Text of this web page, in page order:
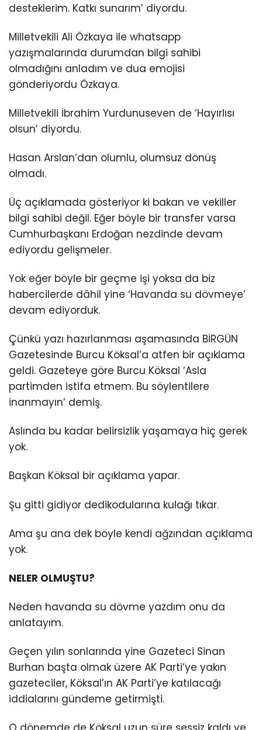
desteklerim. Katkı sunarım’ diyordu.
Milletvekili Ali Özkaya ile whatsapp
yazışmalarında durumdan bilgi sahibi
olmadığını anladım ve dua emojisi
gönderiyordu Özkaya.
Milletvekili İbrahim Yurdunuseven de ‘Hayırlısı
olsun’ diyordu.
Hasan Arslan’dan olumlu, olumsuz dönüş
olmadı.
Üç açıklamada gösteriyor ki bakan ve vekiller
bilgi sahibi değil. Eğer böyle bir transfer varsa
Cumhurbaşkanı Erdoğan nezdinde devam
ediyordu gelişmeler.
Yok eğer böyle bir geçme işi yoksa da biz
habercilerde dâhil yine ‘Havanda su dövmeye’
devam ediyorduk.
Çünkü yazı hazırlanması aşamasında BİRGÜN
Gazetesinde Burcu Köksal’a atfen bir açıklama
geldi. Gazeteye göre Burcu Köksal ‘Asla
partimden istifa etmem. Bu söylentilere
inanmayın’ demiş.
Aslında bu kadar belirsizlik yaşamaya hiç gerek
yok.
Başkan Köksal bir açıklama yapar.
Şu gitti gidiyor dedikodularına kulağı tıkar.
Ama şu ana dek böyle kendi ağzından açıklama
yok.
NELER OLMUŞTU?
Neden havanda su dövme yazdım onu da
anlatayım.
Geçen yılın sonlarında yine Gazeteci Sinan
Burhan başta olmak üzere AK Parti’ye yakın
gazeteciler, Köksal’ın AK Parti’ye katılacağı
iddialarını gündeme getirmişti.